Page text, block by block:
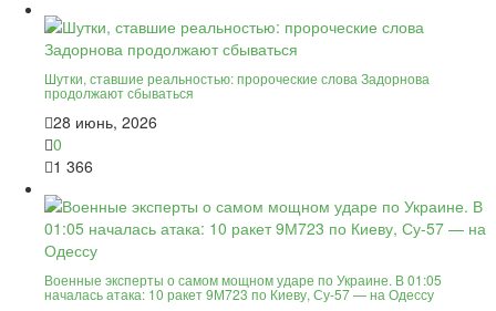
Шутки, ставшие реальностью: пророческие слова Задорнова
продолжают сбываться
28 июнь, 2026
0
1 366
Военные эксперты о самом мощном ударе по Украине. В 01:05
началась атака: 10 ракет 9М723 по Киеву, Су-57 — на Одессу